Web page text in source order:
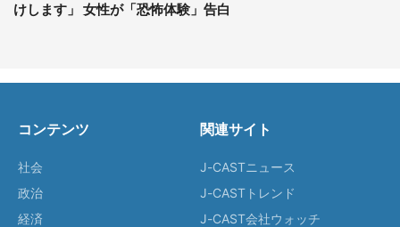
けします」 女性が「恐怖体験」告白
コンテンツ
社会
政治
経済
関連サイト
J-CASTニュース
J-CASTトレンド
J-CAST会社ウォッチ